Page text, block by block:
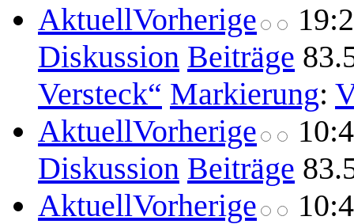
AktuellVorherige
Diskussion Beiträge
Versteck“ Markierung:
AktuellVorherige
Diskussion Beiträge
AktuellVorherige